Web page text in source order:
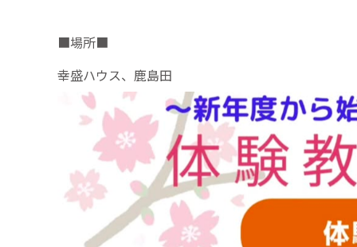
■場所■
幸盛ハウス、鹿島田